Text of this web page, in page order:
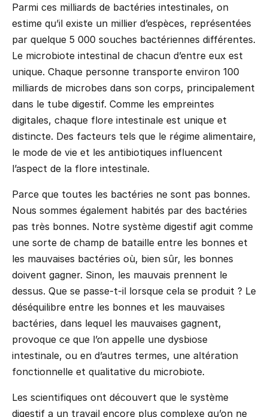
Parmi ces milliards de bactéries intestinales, on
estime qu’il existe un millier d’espèces, représentées
par quelque 5 000 souches bactériennes différentes.
Le microbiote intestinal de chacun d’entre eux est
unique. Chaque personne transporte environ 100
milliards de microbes dans son corps, principalement
dans le tube digestif. Comme les empreintes
digitales, chaque flore intestinale est unique et
distincte. Des facteurs tels que le régime alimentaire,
le mode de vie et les antibiotiques influencent
l’aspect de la flore intestinale.
Parce que toutes les bactéries ne sont pas bonnes.
Nous sommes également habités par des bactéries
pas très bonnes. Notre système digestif agit comme
une sorte de champ de bataille entre les bonnes et
les mauvaises bactéries où, bien sûr, les bonnes
doivent gagner. Sinon, les mauvais prennent le
dessus. Que se passe-t-il lorsque cela se produit ? Le
déséquilibre entre les bonnes et les mauvaises
bactéries, dans lequel les mauvaises gagnent,
provoque ce que l’on appelle une dysbiose
intestinale, ou en d’autres termes, une altération
fonctionnelle et qualitative du microbiote.
Les scientifiques ont découvert que le système
digestif a un travail encore plus complexe qu’on ne